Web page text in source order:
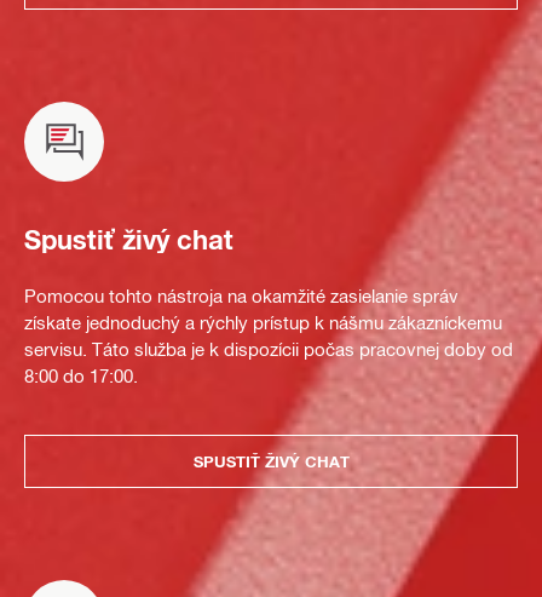
Spustiť živý chat
Pomocou tohto nástroja na okamžité zasielanie správ
získate jednoduchý a rýchly prístup k nášmu zákazníckemu
servisu. Táto služba je k dispozícii počas pracovnej doby od
8:00 do 17:00.
SPUSTIŤ ŽIVÝ CHAT